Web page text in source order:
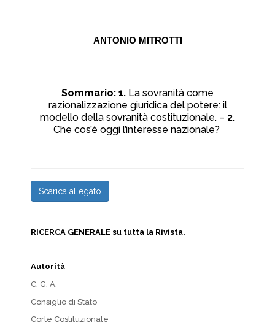
ANTONIO MITROTTI
Sommario: 1. La sovranità come
razionalizzazione giuridica del potere: il
modello della sovranità costituzionale. – 2.
Che cos’è oggi l’interesse nazionale?
Scarica allegato
RICERCA GENERALE su tutta la Rivista.
Autorità
C. G. A.
Consiglio di Stato
Corte Costituzionale